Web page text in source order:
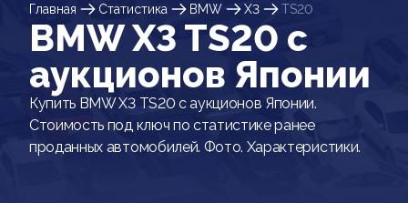
Главная Статистика BMW X3 TS20
BMW X3 TS20 c
аукционов Японии
Купить BMW X3 TS20 с аукционов Японии.
Стоимость под ключ по статистике ранее
проданных автомобилей. Фото. Характеристики.